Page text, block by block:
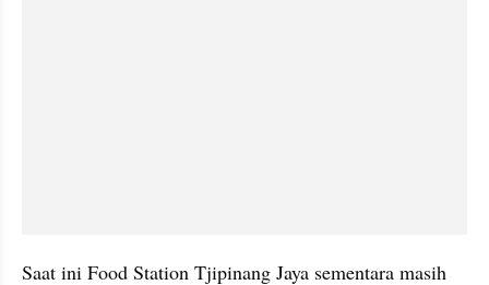
Saat ini Food Station Tjipinang Jaya sementara masih